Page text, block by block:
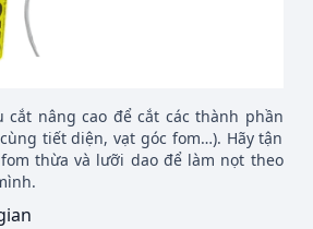
cắt nâng cao để cắt các thành phần
tiết diện, vạt góc fom…). Hãy tận
thừa và lưỡi dao để làm nọt theo